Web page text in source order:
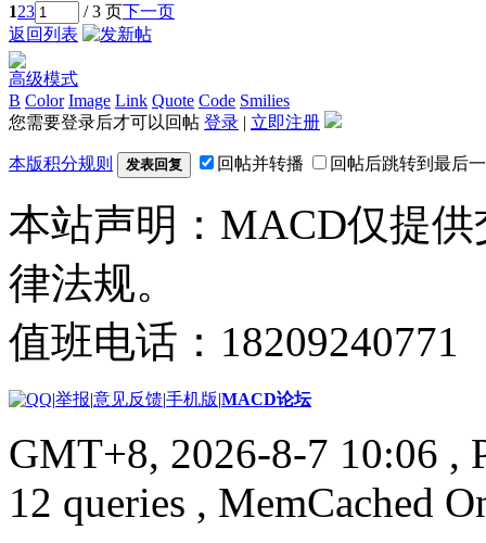
123 / 3 页下一页
返回列表
高级模式
B Color Image Link Quote Code Smilies
您需要登录后才可以回帖 登录 | 立即注册
本版积分规则 发表回复 回帖并转播 回帖后跳转到最后
本站声明：MACD仅提
律法规。
值班电话：
|举报|意见反馈|手机版|MACD论坛
GMT+8, 2026-8-7 10:06 ,
12 queries , MemCached